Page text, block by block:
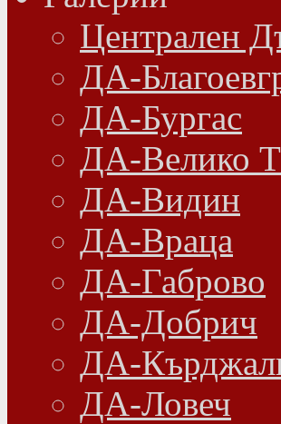
Централен
ДА-
ДА-Бургас
ДА-Велико
ДА-Видин
ДА-Враца
ДА-Габрово
ДА-Добрич
ДА-
ДА-Ловеч